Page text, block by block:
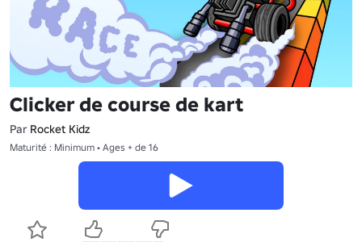
Clicker de course de kart
Par Rocket Kidz
Maturité : Minimum • Ages + de 16